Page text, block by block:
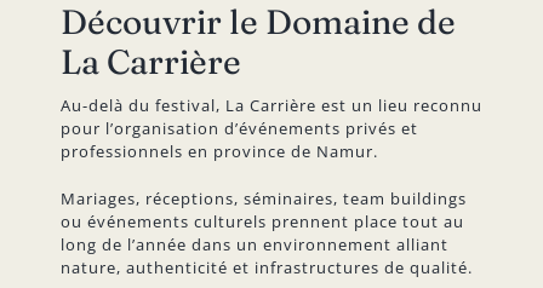
Découvrir le Domaine de
La Carrière
Au-delà du festival, La Carrière est un lieu reconnu
pour l’organisation d’événements privés et
professionnels en province de Namur.
Mariages, réceptions, séminaires, team buildings
ou événements culturels prennent place tout au
long de l’année dans un environnement alliant
nature, authenticité et infrastructures de qualité.